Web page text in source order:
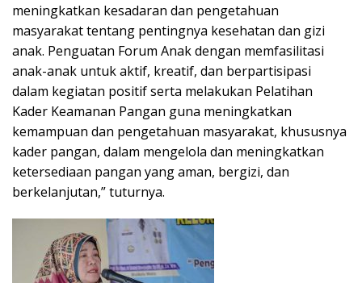
meningkatkan kesadaran dan pengetahuan
masyarakat tentang pentingnya kesehatan dan gizi
anak. Penguatan Forum Anak dengan memfasilitasi
anak-anak untuk aktif, kreatif, dan berpartisipasi
dalam kegiatan positif serta melakukan Pelatihan
Kader Keamanan Pangan guna meningkatkan
kemampuan dan pengetahuan masyarakat, khususnya
kader pangan, dalam mengelola dan meningkatkan
ketersediaan pangan yang aman, bergizi, dan
berkelanjutan,” tuturnya.